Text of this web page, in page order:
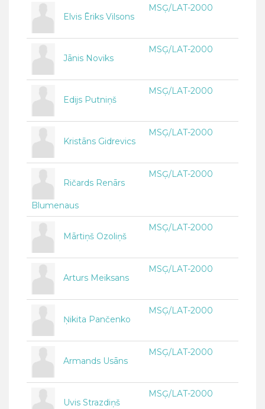
Elvis Ēriks Vilsons
MSĢ/LAT-2000
Jānis Noviks
MSĢ/LAT-2000
Edijs Putniņš
MSĢ/LAT-2000
Kristāns Gidrevics
MSĢ/LAT-2000
Ričards Renārs
Blumenaus
MSĢ/LAT-2000
Mārtiņš Ozoliņš
MSĢ/LAT-2000
Arturs Meiksans
MSĢ/LAT-2000
Ņikita Pančenko
MSĢ/LAT-2000
Armands Usāns
MSĢ/LAT-2000
Uvis Strazdiņš
MSĢ/LAT-2000